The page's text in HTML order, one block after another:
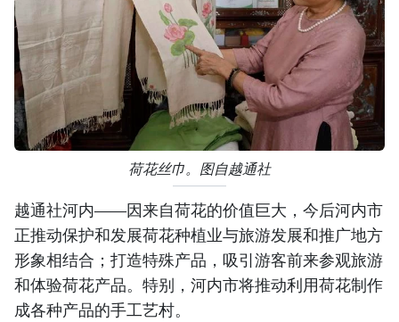
荷花丝巾。图自越通社
越通社河内——因来自荷花的价值巨大，今后河内市
正推动保护和发展荷花种植业与旅游发展和推广地方
形象相结合；打造特殊产品，吸引游客前来参观旅游
和体验荷花产品。特别，河内市将推动利用荷花制作
成各种产品的手工艺村。